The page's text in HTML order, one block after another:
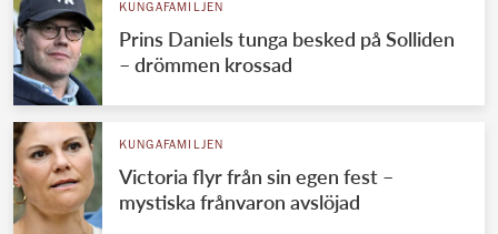
KUNGAFAMILJEN
Prins Daniels tunga besked på Solliden
– drömmen krossad
KUNGAFAMILJEN
Victoria flyr från sin egen fest –
mystiska frånvaron avslöjad